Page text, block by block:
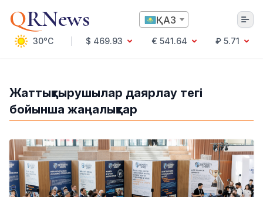
QRNews ҚАЗ
30°C $ 469.93 € 541.64
₽ 5.71
Саясат
Технология
Экономика
Әлемде
Қоғам
Жаттықтырушылар даярлау тегі
бойынша жаңалықтар